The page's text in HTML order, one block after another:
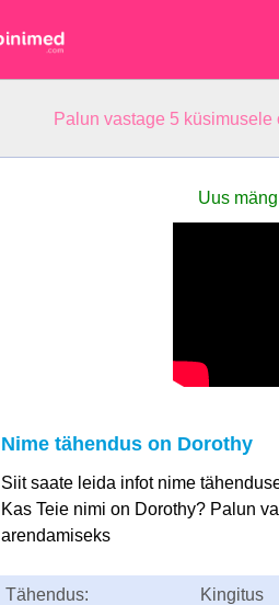
Palun vastage 5
Uus
Nime tähendus on Dorothy
Siit saate leida infot nime
Kas Teie nimi on Dorothy? Palun
arendamiseks
Tähendus: Kingitus